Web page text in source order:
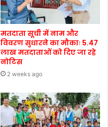
मतदाता सूची में नाम और
विवरण सुधारने का मौकाः 5.47
लाख मतदाताओं को दिए जा रहे
नोटिस
2 weeks ago